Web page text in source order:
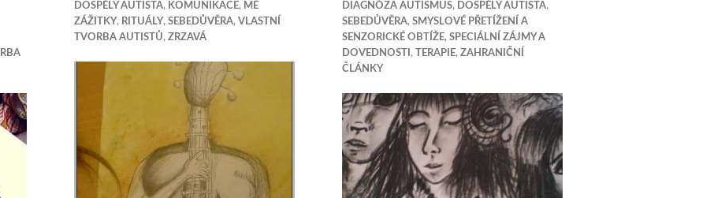
DOSPĚLÝ AUTISTA, KOMUNIKACE, MÉ
ZÁŽITKY, RITUÁLY, SEBEDŮVĚRA, VLASTNÍ
TVORBA AUTISTŮ, ZRZAVÁ
DIAGNÓZA AUTISMUS, DOSPĚLÝ AUTISTA,
SEBEDŮVĚRA, SMYSLOVÉ PŘETÍŽENÍ A
SENZORICKÉ OBTÍŽE, SPECIÁLNÍ ZÁJMY A
DOVEDNOSTI , TERAPIE, ZAHRANIČNÍ
ČLÁNKY